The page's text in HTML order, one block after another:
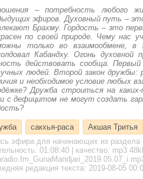
– потребность любого
эфиров. Духовный путь –
Брахму. Гордость – это
по своей природе. Чему нас
только во взаимообмене,
Кабандху. Огонь
действовать сообща.
людей. Второй закон дружбы:
и необходимое условие любых
Дружба строиться на
с дефицитом не могут создать
сакхья-раса
Акшая Тритья
эфира для начинающих из раздела
01:08:40 | качество: mp3
редакция текста: 2019-08-05